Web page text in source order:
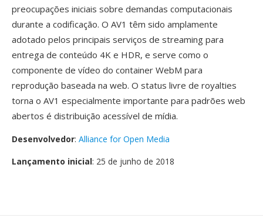
preocupações iniciais sobre demandas computacionais
durante a codificação. O AV1 têm sido amplamente
adotado pelos principais serviços de streaming para
entrega de conteúdo 4K e HDR, e serve como o
componente de vídeo do container WebM para
reprodução baseada na web. O status livre de royalties
torna o AV1 especialmente importante para padrões web
abertos é distribuição acessível de mídia.
Desenvolvedor: Alliance for Open Media
Lançamento inicial: 25 de junho de 2018